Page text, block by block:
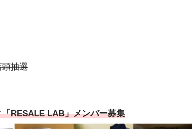
頭抽選
RESALE LAB」メンバー募集